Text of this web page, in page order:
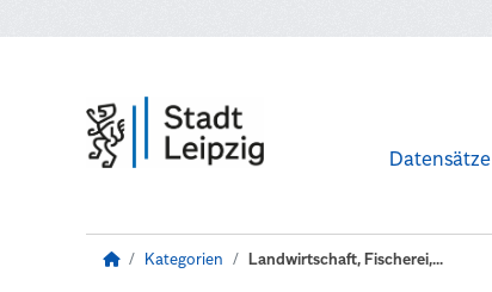
Datensätze
Kategorien Landwirtschaft, Fischerei,...